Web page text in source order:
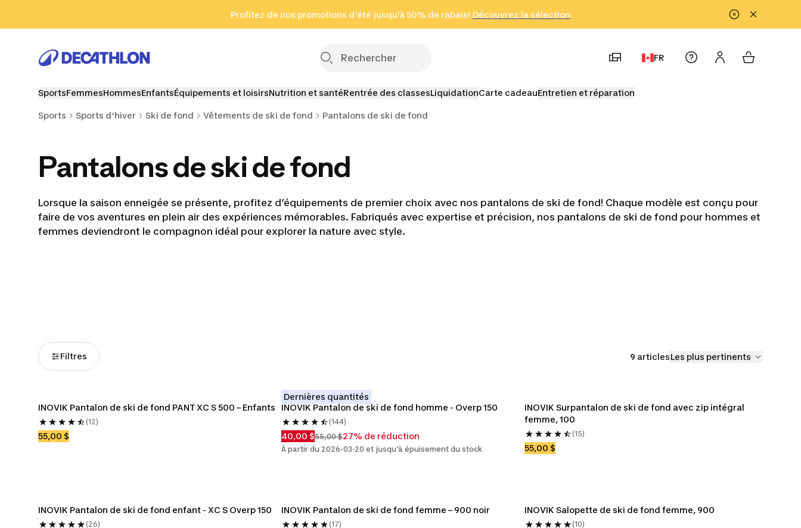
Aller au pied de page
Profitez de nos promotions d'été jusqu'à 50% de rabais! Découvrez la sélection
Cliquez ici
en seulement 2 h!
(Zones sélectionnées)
FR
SportsFemmesHommesEnfantsÉquipements et loisirsNutrition et santéRentrée des classesLiquidationCarte cadeauEntretien et réparation
Sports Sports d'hiver Ski de fond Vêtements de ski de fond Pantalons de ski de fond
Pantalons de ski de fond
Lorsque la saison enneigée se présente, profitez d’équipements de premier choix avec nos pantalons de ski de fond! Chaque modèle est conçu pour
faire de vos aventures en plein air des expériences mémorables. Fabriqués avec expertise et précision, nos pantalons de ski de fond pour hommes et
femmes deviendront le compagnon idéal pour explorer la nature avec style.
Filtres 9 articlesLes plus pertinents
INOVIK Pantalon de ski de fond PANT XC S 500 – Enfants
(12)
55,00 $
Dernières quantités
INOVIK Pantalon de ski de fond homme - Overp 150
(144)
40,00 $55,00 $27% de réduction
À partir du 2026-03-20 et jusqu'à épuisement du stock
INOVIK Surpantalon de ski de fond avec zip intégral
femme, 100
(15)
55,00 $
INOVIK Pantalon de ski de fond enfant - XC S Overp 150
(26)
INOVIK Pantalon de ski de fond femme – 900 noir
(17)
INOVIK Salopette de ski de fond femme, 900
(10)